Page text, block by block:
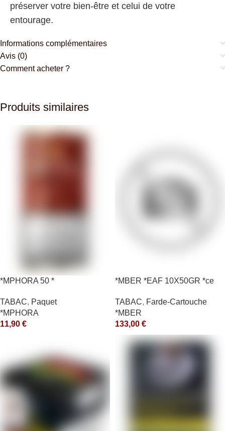
préserver votre bien-être et celui de votre
entourage.
Informations complémentaires
Avis (0)
Comment acheter ?
Produits similaires
*MPHORA 50 *
TABAC, Paquet
*MPHORA
11,90 €
*MBER *EAF 10X50GR *ce
TABAC, Farde-Cartouche
*MBER
133,00 €